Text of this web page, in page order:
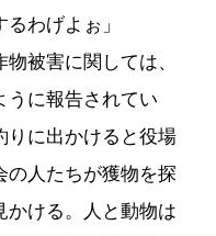
わげよぉ」
被害に関しては、
うに報告されてい
りに出かけると役場
の人たちが獲物を探
かける。人と動物は